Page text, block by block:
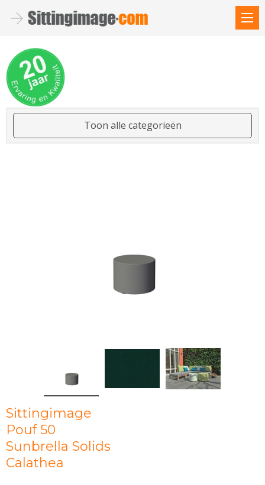
Toon alle categorieën
Sittingimage
Pouf 50
Sunbrella Solids
Calathea